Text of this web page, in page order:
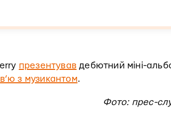
презентував дебютний міні-
з музикантом.
Фото: прес-